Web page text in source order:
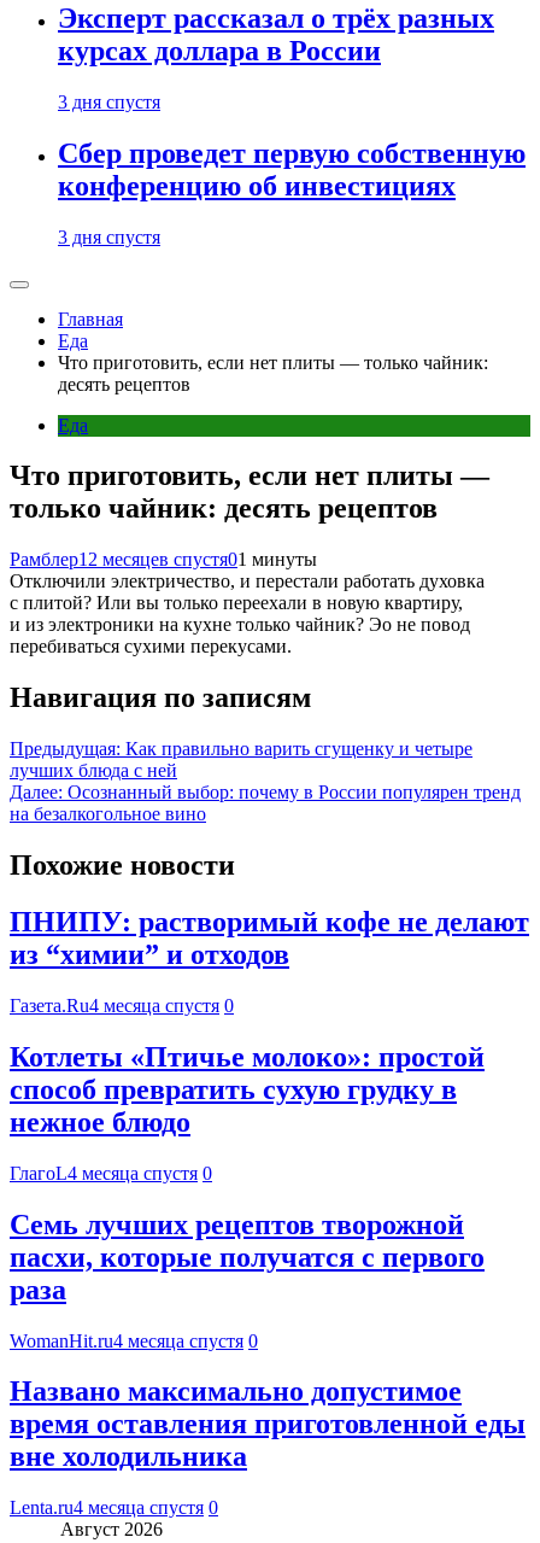
Эксперт рассказал о трёх разных
курсах доллара в России
3 дня спустя
Сбер проведет первую собственную
конференцию об инвестициях
3 дня спустя
Главная
Еда
Что приготовить, если нет плиты — только чайник:
десять рецептов
Еда
Что приготовить, если нет плиты —
только чайник: десять рецептов
Рамблер12 месяцев спустя01 минуты
Отключили электричество, и перестали работать духовка
с плитой? Или вы только переехали в новую квартиру,
и из электроники на кухне только чайник? Эо не повод
перебиваться сухими перекусами.
Навигация по записям
Предыдущая: Как правильно варить сгущенку и четыре
лучших блюда с ней
Далее: Осознанный выбор: почему в России популярен тренд
на безалкогольное вино
Похожие новости
ПНИПУ: растворимый кофе не делают
из “химии” и отходов
Газета.Ru4 месяца спустя 0
Котлеты «Птичье молоко»: простой
способ превратить сухую грудку в
нежное блюдо
ГлагоL4 месяца спустя 0
Семь лучших рецептов творожной
пасхи, которые получатся с первого
раза
WomanHit.ru4 месяца спустя 0
Названо максимально допустимое
время оставления приготовленной еды
вне холодильника
Lenta.ru4 месяца спустя 0
Август 2026